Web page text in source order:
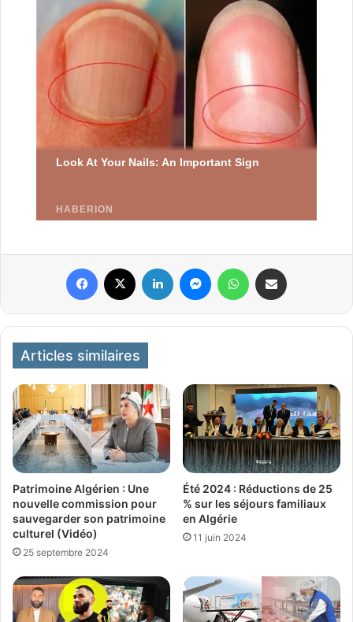
Articles similaires
Patrimoine Algérien : Une
nouvelle commission pour
sauvegarder son patrimoine
culturel (Vidéo)
25 septembre 2024
Été 2024 : Réductions de 25
% sur les séjours familiaux
en Algérie
11 juin 2024